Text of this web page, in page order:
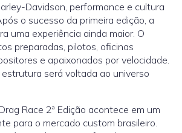
Davidson, performance e cultura
o sucesso da primeira edição, a
uma experiência ainda maior. O
preparadas, pilotos, oficinas
e apaixonados por velocidade.
será voltada ao universo
Race 2ª Edição acontece em um
para o mercado custom brasileiro.